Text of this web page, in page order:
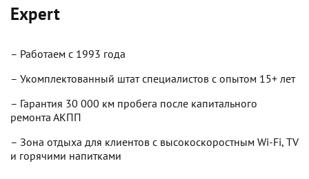
Expert
– Работаем с 1993 года
– Укомплектованный штат специалистов с опытом 15+ лет
– Гарантия 30 000 км пробега после капитального
ремонта АКПП
– Зона отдыха для клиентов с высокоскоростным Wi-Fi, TV
и горячими напитками